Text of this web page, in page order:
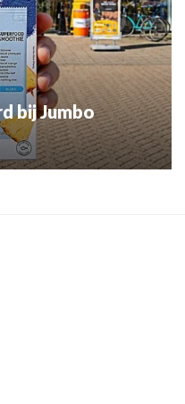
bij Jumbo